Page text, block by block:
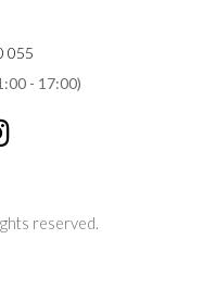
055
- 17:00)
reserved.